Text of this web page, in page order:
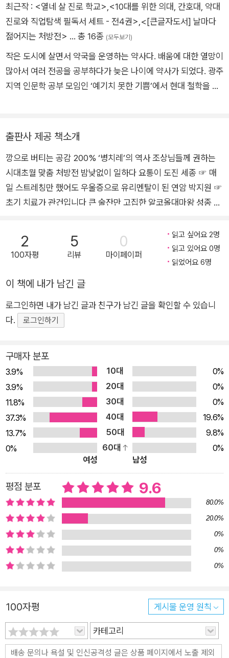
최근작 : <열네 살 진로 학교> <10대를 위한 의대, 간호대, 약대
진로와 직업탐색 필독서 세트 - 전4권> <[큰글자도서] 날마다
젊어지는 처방전> … 총 16종 (모두보기)
작은 도시에 살면서 약국을 운영하는 약사다. 배움에 대한 열망이
많아서 여러 전공을 공부하다가 늦은 나이에 약사가 되었다. 광주
지역 인문학 공부 모임인 ‘예기치 못한 기쁨’에서 현대 철학을 강
점으로 바라본 쉽고 재미있는 약 이야기로 꾸준히 대중과 소통하
가지 약 이야기》, 《내가 만든 약이 세상을 구한다면》 등이 있다.
출판사 제공 책소개
깡으로 버티는 공감 200% ‘병치레’의 역사 조상님들께 권하는
시대초월 맞춤 처방전 밤낮없이 일하다 요통이 도진 세종 ☞ 매
일 스트레칭만 했어도 우울증으로 유리멘탈이 된 연암 박지원 ☞
초기 치료가 관건입니다 큰 술잔만 고집한 알코올대마왕 성종 ☞
사람이 있을까? 입시 경쟁, 취업난, 높은 물가, 빚 등으로 대표되
는 험난한 ‘각자도생’ 사회를 사는 우리에게 스트레스는 피할 수
던 것 같다. 심지어 한 국가의 왕조차도. 밤낮없이 일하다가 요통
이 도진 세종, 뇌줄중으로 뒷목을 잡고 쓰러진 태조 이성계, 속에
서 열불이 나서 불면증이 생긴 정조, 우울증으로 걸핏하면 멘탈이
년이 지난 시대를 사는 우리 또한 많이 겪는 질환이다. 조선의 마
지막 왕 순종이 근심 때문에 앓은 과민성 대장증후군도 그렇다.
위에 언급한 인물들의 이름에 우리 각자의 이름을 대신 넣어도 전
혀 어색하지 않다. 《앓아누운 한국사》는 조선 시대의 각종 ‘짠내
나는’ 병치레와 고충을 살펴보는 책이다. 압박과 고통을 이 악물
고 버틴 조상님들의 삶을 따라가보자. 과몰입 주의! 한국사가 우
리 이야기처럼 생생하고 입체적으로 다가올 것이다. 체계적인 의
술이 없던 시절에는 병에 걸리면 더 많이 고생할 수밖에 없었다.
시에 좋은 약이 있었다면 역사가 어떻게 흘러갔을까 하는 상상도
더했다. 전쟁터에서 배를 부여잡은 이순신 장군에게 지사제를, 천
연두가 두려워 궁궐에서 강력한 거리 두기 정책을 펼친 숙종에게
백신을! 왕실 최고의 ‘엄친아’였지만 종기에 발목 잡힌 문종에게
소독약을! 책 속 인물들이 오늘날의 약을 처방받았다면 어쩌면 역
사가 바뀌었을지 모를 일이다. 달걀 섞은 똥, 두더지즙, 거머리…
기상천외 조상님이 먹던 약 이 책에서는 조선 백성이 애용한 기상
민간요법부터 역병을 옮기는 신에게 정성스레 올리는 굿과 제사,
모든 상처를 빨아들인다는 약재에 관한 신비로운 전설까지 아우
른다. 그중에는 오늘날 약국에서 쉽게 살 수 있는 한약도 있다. 만
성 불면증 환자였던 정조가 자주 먹은 우황청심환은 지금도 중요
2
100자평
5
리뷰
0
마이페이퍼
읽고 싶어요 2명
읽고 있어요 0명
읽었어요 6명
이 책에 내가 남긴 글
로그인하면 내가 남긴 글과 친구가 남긴 글을 확인할 수 있습니
다.
로그인하기
구매자 분포
3.9% 10대
0%
3.9%
20대
0%
11.8%
30대
0%
37.3%
40대
19.6%
13.7%
50대
9.8%
0%
60대
0%
여성
남성
평점 분포 9.6
80.0%
20.0%
0%
0%
0%
100자평 게시물 운영 원칙
카테고리